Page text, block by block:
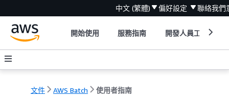
中文 (繁體) 偏好設定 聯絡我們
開始使用 服務指南 開發人員工具
文件 AWS Batch 使用者指南